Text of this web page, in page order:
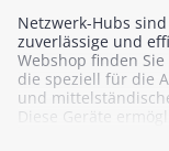
Netzwerk-Hubs
zuverlässige und
Webshop finden
die speziell für die
und
Diese Geräte
Netzwerkgeräte